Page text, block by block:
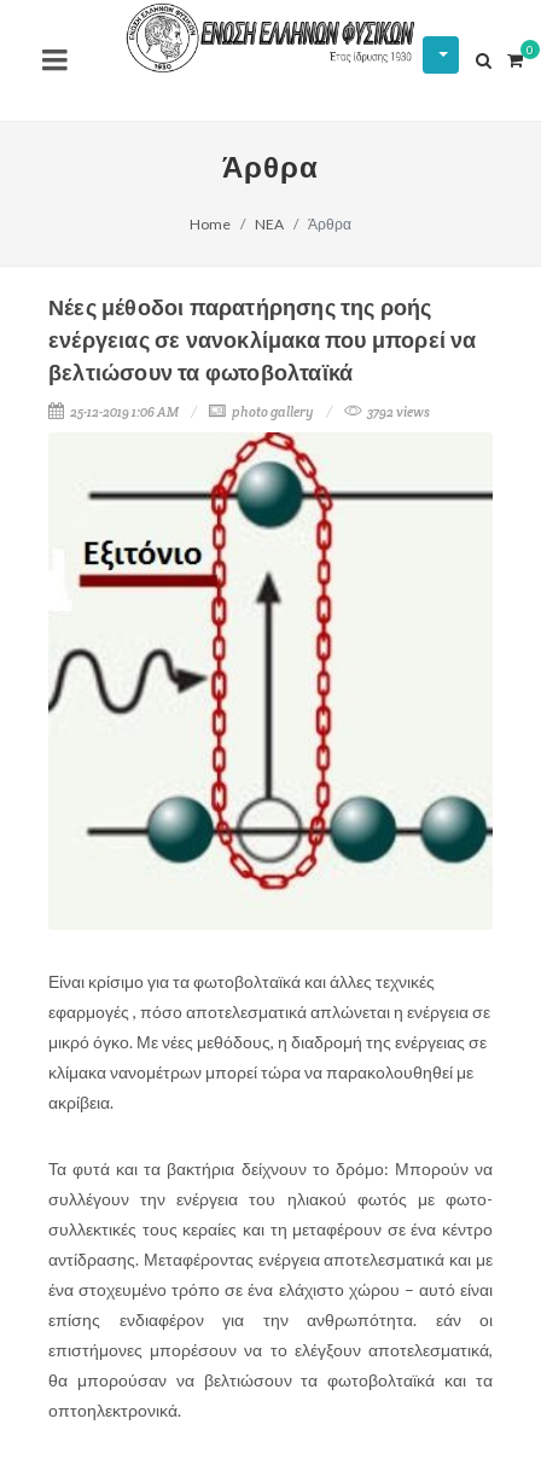
0
Άρθρα
Home NEA Άρθρα
Νέες μέθοδοι παρατήρησης της ροής
ενέργειας σε νανοκλίμακα που μπορεί να
βελτιώσουν τα φωτοβολταϊκά
25-12-2019 1:06 AM photo gallery 3792 views
Είναι κρίσιμο για τα φωτοβολταϊκά και άλλες τεχνικές
εφαρμογές , πόσο αποτελεσματικά απλώνεται η ενέργεια σε
μικρό όγκο. Με νέες μεθόδους, η διαδρομή της ενέργειας σε
κλίμακα νανομέτρων μπορεί τώρα να παρακολουθηθεί με
ακρίβεια.
Τα φυτά και τα βακτήρια δείχνουν το δρόμο: Μπορούν να
συλλέγουν την ενέργεια του ηλιακού φωτός με φωτο-
συλλεκτικές τους κεραίες και τη μεταφέρουν σε ένα κέντρο
αντίδρασης. Μεταφέροντας ενέργεια αποτελεσματικά και με
ένα στοχευμένο τρόπο σε ένα ελάχιστο χώρου – αυτό είναι
επίσης ενδιαφέρον για την ανθρωπότητα. εάν οι
επιστήμονες μπορέσουν να το ελέγξουν αποτελεσματικά,
θα μπορούσαν να βελτιώσουν τα φωτοβολταϊκά και τα
οπτοηλεκτρονικά.